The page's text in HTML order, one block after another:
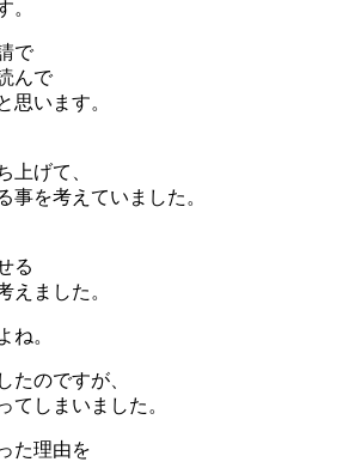
。
で
んで
思います。
上げて、
事を考えていました。
る
えました。
ね。
たのですが、
てしまいました。
た理由を